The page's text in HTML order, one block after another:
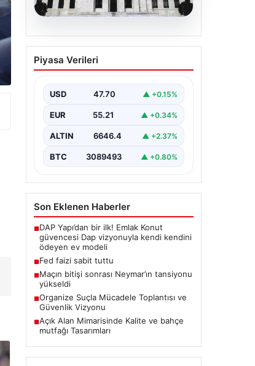
06.08.2026
Fed faizi sabit tuttu
Piyasa Verileri
USD 47.70 ▲ +0.15%
EUR 55.21 ▲ +0.34%
ALTIN 6646.4 ▲ +2.37%
BTC 3089493 ▲ +0.80%
Son Eklenen Haberler
■DAP Yapı’dan bir ilk! Emlak Konut
güvencesi Dap vizyonuyla kendi kendini
ödeyen ev modeli
■Fed faizi sabit tuttu
■Maçın bitişi sonrası Neymar’ın tansiyonu
yükseldi
■Organize Suçla Mücadele Toplantısı ve
Güvenlik Vizyonu
■Açık Alan Mimarisinde Kalite ve bahçe
mutfağı Tasarımları